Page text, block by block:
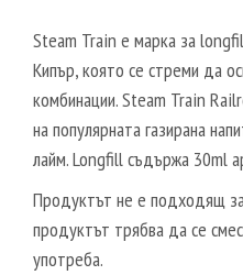
Steam Train е марка за
Кипър, която се стреми да
комбинации. Steam Train
на популярната газирана
лайм. Longfill съдържа 30ml
Продуктът не е подходящ
продуктът трябва да се
употреба.